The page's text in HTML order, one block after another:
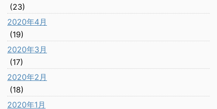
(23)
2020年4月
(19)
2020年3月
(17)
2020年2月
(18)
2020年1月